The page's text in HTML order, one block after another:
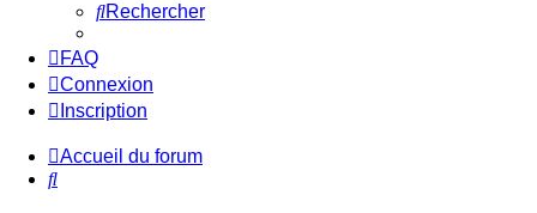
Rechercher
FAQ
Connexion
Inscription
Accueil du forum
Rechercher